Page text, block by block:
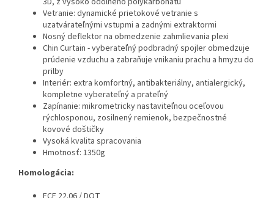
Vetranie: dynamické prietokové vetranie s
uzatvárateľnými vstupmi a zadnými extraktormi
Nosný deflektor na obmedzenie zahmlievania plexi
Chin Curtain - vyberateľný podbradný spojler obmedzuje
prúdenie vzduchu a zabraňuje vnikaniu prachu a hmyzu do
prilby
Interiér: extra komfortný, antibakteriálny, antialergický,
kompletne vyberateľný a prateľný
Zapínanie: mikrometricky nastaviteľnou oceľovou
rýchlosponou, zosilnený remienok, bezpečnostné
kovové doštičky
Vysoká kvalita spracovania
Hmotnosť: 1350g
Homologácia: